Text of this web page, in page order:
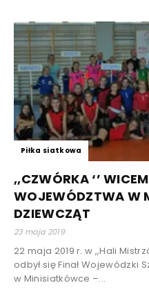
Piłka siatkowa
,,CZWÓRKA ‘’
WOJEWÓDZTWA W
DZIEWCZĄT
23 maja 2019
22 maja 2019 r. w ,,Hali
odbył się Finał Wojewódzki
w Minisiatkówce –...